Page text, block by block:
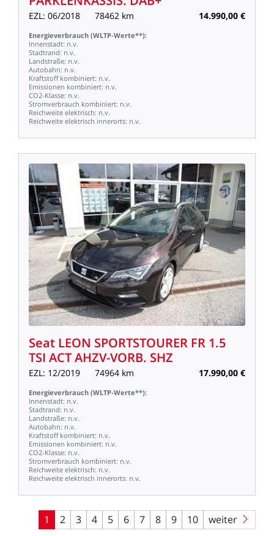
EZL: 06/2018 78462 km 14.990,00 €
Energieverbrauch (WLTP-Werte**):
Innenstadt: n.v.
Stadtrand: n.v.
Landstraße: n.v.
Autobahn: n.v.
Kraftstoff kombiniert: n.v.
Emissionen kombiniert: n.v.
CO2-Klasse: n.v.
Stromverbrauch kombiniert: n.v.
Reichweite elektrisch: n.v.
Reichweite elektrisch innerorts: n.v.
Seat LEON SPORTSTOURER FR 1.5
TSI ACTAHZV-VORB. SHZ
EZL: 12/2019 74964 km 17.990,00 €
Energieverbrauch (WLTP-Werte**):
Innenstadt: n.v.
Stadtrand: n.v.
Landstraße: n.v.
Autobahn: n.v.
Kraftstoff kombiniert: n.v.
Emissionen kombiniert: n.v.
CO2-Klasse: n.v.
Stromverbrauch kombiniert: n.v.
Reichweite elektrisch: n.v.
Reichweite elektrisch innerorts: n.v.
1 2 3 4 5 6 7 8 9 10 weiter